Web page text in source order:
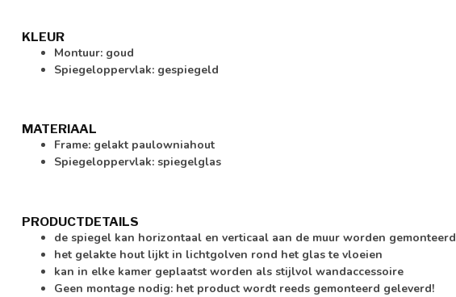
KLEUR
Montuur: goud
Spiegeloppervlak: gespiegeld
MATERIAAL
Frame: gelakt paulowniahout
Spiegeloppervlak: spiegelglas
PRODUCTDETAILS
de spiegel kan horizontaal en verticaal aan de muur worden gemonteerd
het gelakte hout lijkt in lichtgolven rond het glas te vloeien
kan in elke kamer geplaatst worden als stijlvol wandaccessoire
Geen montage nodig: het product wordt reeds gemonteerd geleverd!